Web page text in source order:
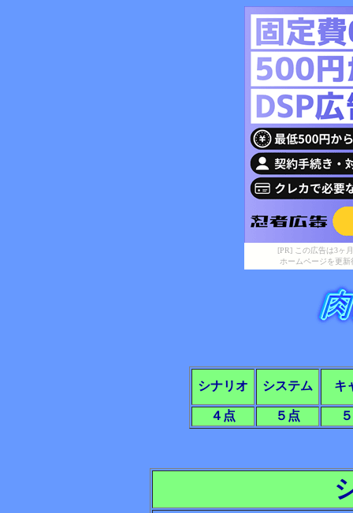
[PR] この広告は3ヶ
ホームページを更
シナリオ システム キ
４点 ５点